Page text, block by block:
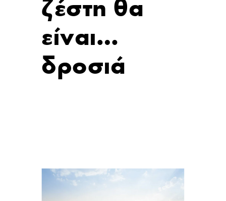
ζέστη θα
είναι…
δροσιά